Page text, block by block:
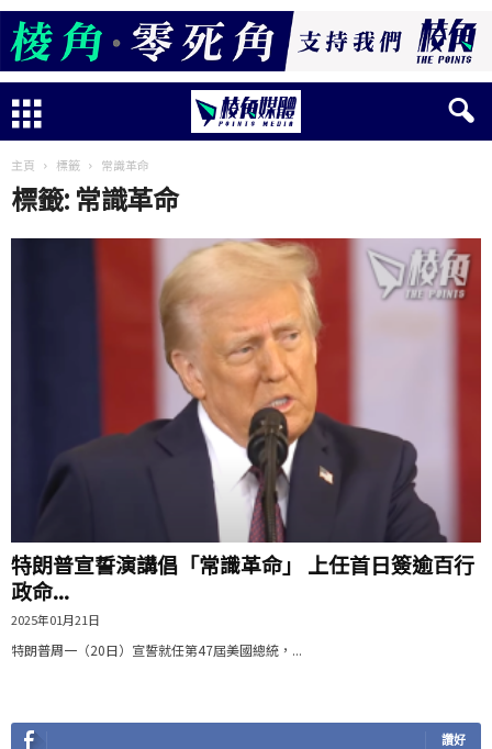
主頁 標籤 常識革命
標籤: 常識革命
特朗普宣誓演講倡「常識革命」 上任首日簽逾百行
政命...
2025年01月21日
特朗普周一（20日）宣誓就任第47屆美國總統，...
讚好